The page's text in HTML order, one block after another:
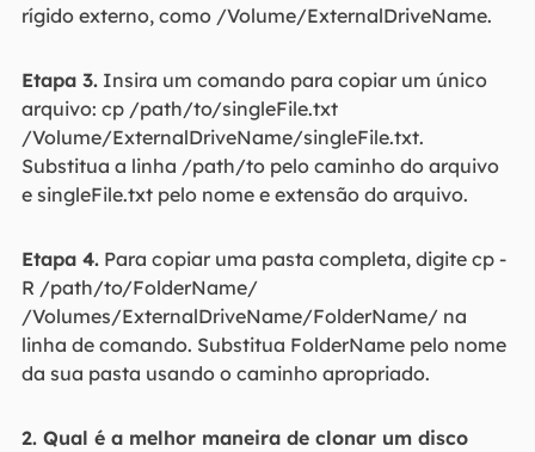
rígido externo, como /Volume/ExternalDriveName.
Etapa 3.Insira um comando para copiar um único
arquivo: cp /path/to/singleFile.txt
/Volume/ExternalDriveName/singleFile.txt.
Substitua a linha /path/to pelo caminho do arquivo
e singleFile.txt pelo nome e extensão do arquivo.
Etapa 4.Para copiar uma pasta completa, digite cp -
R /path/to/FolderName/
/Volumes/ExternalDriveName/FolderName/ na
linha de comando. Substitua FolderName pelo nome
da sua pasta usando o caminho apropriado.
2. Qual é a melhor maneira de clonar um disco